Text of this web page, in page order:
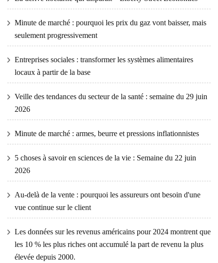
Minute de marché : pourquoi les prix du gaz vont baisser, mais
seulement progressivement
Entreprises sociales : transformer les systèmes alimentaires
locaux à partir de la base
Veille des tendances du secteur de la santé : semaine du 29 juin
2026
Minute de marché : armes, beurre et pressions inflationnistes
5 choses à savoir en sciences de la vie : Semaine du 22 juin
2026
Au-delà de la vente : pourquoi les assureurs ont besoin d'une
vue continue sur le client
Les données sur les revenus américains pour 2024 montrent que
les 10 % les plus riches ont accumulé la part de revenu la plus
élevée depuis 2000.